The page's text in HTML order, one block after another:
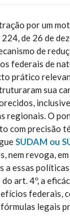
por um
de 26 de
de
federais de
prático
sua
regionais. O
com precisão
SUDAM ou
nem revoga,
a essas
art. 4º, a
federais,
legais